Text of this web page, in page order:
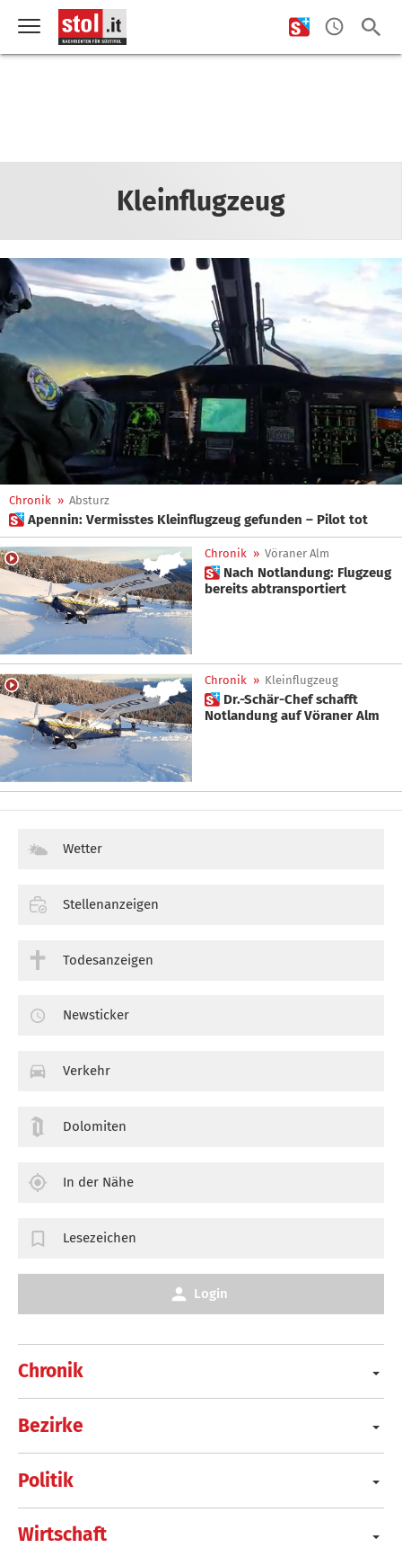
Kleinflugzeug
Chronik » Absturz
 Apennin: Vermisstes Kleinflugzeug gefunden – Pilot tot
Chronik » Vöraner Alm
 Nach Notlandung: Flugzeug
bereits abtransportiert
Chronik » Kleinflugzeug
 Dr.-Schär-Chef schafft
Notlandung auf Vöraner Alm
Chronik
Bezirke
Politik
Wirtschaft
Wetter
Stellenanzeigen
Todesanzeigen
Newsticker
Verkehr
Dolomiten
In der Nähe
Lesezeichen
Login